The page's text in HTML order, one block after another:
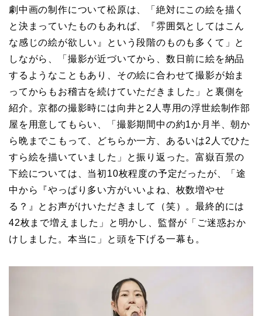
劇中画の制作について松原は、「絶対にこの絵を描く
と決まっていたものもあれば、『雰囲気としてはこん
な感じの絵が欲しい』という段階のものも多くて」と
しながら、「撮影が近づいてから、数日前に絵を納品
するようなこともあり、その絵に合わせて撮影が始ま
ってからもお稽古を続けていただきました」と裏側を
紹介。京都の撮影時には向井と2人専用の浮世絵制作部
屋を用意してもらい、「撮影期間中の約1か月半、朝か
ら晩までこもって、どちらか一方、あるいは2人でひた
すら絵を描いていました」と振り返った。富嶽百景の
下絵については、当初10枚程度の予定だったが、「途
中から『やっぱり多い方がいいよね、枚数増やせ
る？』とお声がけいただきまして（笑）。最終的には
42枚まで増えました」と明かし、監督が「ご迷惑おか
けしました。本当に」と頭を下げる一幕も。